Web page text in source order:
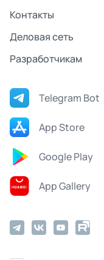
Контакты
Деловая сеть
Разработчикам
Telegram Bot
App Store
Google Play
App Gallery